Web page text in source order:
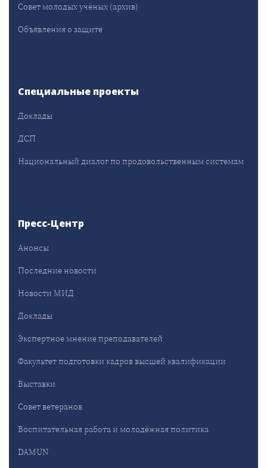
Совет молодых учёных (архив)
Объявления о защите
Специальные проекты
Доклады
ДСП
Национальный диалог по продовольственным системам
Пресс-Центр
Анонсы
Последние новости
Новости МИД
Доклады
Экспертное мнение преподавателей
Факультет подготовки кадров высшей квалификации
Выставки
Совет ветеранов
Воспитательная работа и молодёжная политика
DAMUN